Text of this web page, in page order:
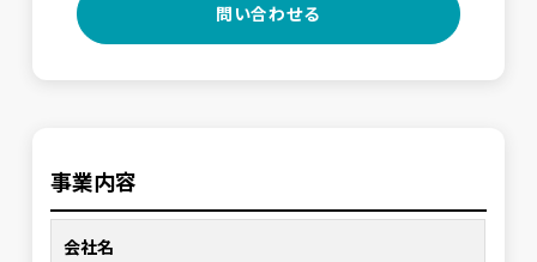
問い合わせる
事業内容
会社名